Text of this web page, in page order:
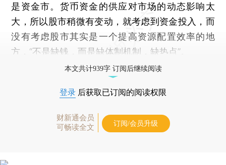
是资金市。货币资金的供应对市场的动态影响太
大，所以股市稍微有变动，就考虑到资金投入，而
没有考虑股市其实是一个提高资源配置效率的地
方，“不是缺钱，而是缺体制机制，缺热点”。
本文共计939字 订阅后继续阅读
登录 后获取已订阅的阅读权限
财新通会员
可畅读全文
订阅/会员升级